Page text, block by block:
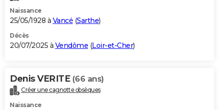
Naissance
25/05/1928 à Vancé (Sarthe)
Décès
20/07/2025 à Vendôme (Loir-et-Cher)
Denis VERITE (66 ans)
Créer une cagnotte obsèques
Naissance